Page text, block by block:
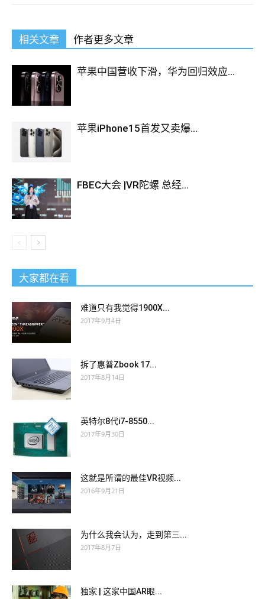
相关文章 作者更多文章
苹果中国营收下滑，华为回归效应...
苹果iPhone15首发又卖爆...
FBEC大会 |VR陀螺 总经...
大家都在看
难道只有我觉得1900X...
2017年9月4日
拆了惠普Zbook 17...
2017年8月14日
英特尔8代i7-8550...
2017年9月30日
这就是所谓的最佳VR视频...
2016年9月21日
为什么我会认为，走到第三...
2017年8月7日
独家 | 这家中国AR眼...